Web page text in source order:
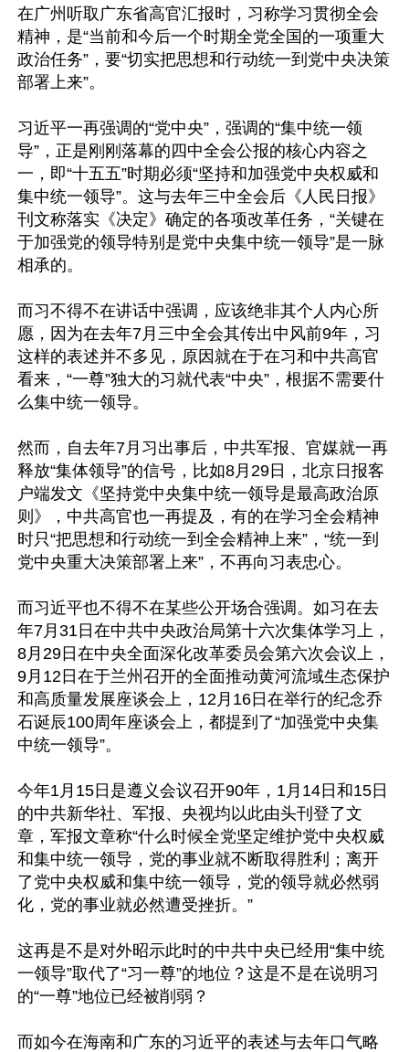
在广州听取广东省高官汇报时，习称学习贯彻全会
精神，是“当前和今后一个时期全党全国的一项重大
政治任务”，要“切实把思想和行动统一到党中央决策
部署上来”。
习近平一再强调的“党中央”，强调的“集中统一领
导”，正是刚刚落幕的四中全会公报的核心内容之
一，即“十五五”时期必须“坚持和加强党中央权威和
集中统一领导”。这与去年三中全会后《人民日报》
刊文称落实《决定》确定的各项改革任务，“关键在
于加强党的领导特别是党中央集中统一领导”是一脉
相承的。
而习不得不在讲话中强调，应该绝非其个人内心所
愿，因为在去年7月三中全会其传出中风前9年，习
这样的表述并不多见，原因就在于在习和中共高官
看来，“一尊”独大的习就代表“中央”，根据不需要什
么集中统一领导。
然而，自去年7月习出事后，中共军报、官媒就一再
释放“集体领导”的信号，比如8月29日，北京日报客
户端发文《坚持党中央集中统一领导是最高政治原
则》，中共高官也一再提及，有的在学习全会精神
时只“把思想和行动统一到全会精神上来”，“统一到
党中央重大决策部署上来”，不再向习表忠心。
而习近平也不得不在某些公开场合强调。如习在去
年7月31日在中共中央政治局第十六次集体学习上，
8月29日在中央全面深化改革委员会第六次会议上，
9月12日在于兰州召开的全面推动黄河流域生态保护
和高质量发展座谈会上，12月16日在举行的纪念乔
石诞辰100周年座谈会上，都提到了“加强党中央集
中统一领导”。
今年1月15日是遵义会议召开90年，1月14日和15日
的中共新华社、军报、央视均以此由头刊登了文
章，军报文章称“什么时候全党坚定维护党中央权威
和集中统一领导，党的事业就不断取得胜利；离开
了党中央权威和集中统一领导，党的领导就必然弱
化，党的事业就必然遭受挫折。”
这再是不是对外昭示此时的中共中央已经用“集中统
一领导”取代了“习一尊”的地位？这是不是在说明习
的“一尊”地位已经被削弱？
而如今在海南和广东的习近平的表述与去年口气略